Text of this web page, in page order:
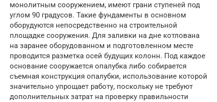
монолитным сооружением, имеют грани ступеней под
углом 90 градусов. Такие фундаменты в основном
оборудуются непосредственно на строительной
площадке сооружения. Для заливки на дне котлована
на заранее оборудованном и подготовленном месте
проводится разметка осей будущих колонн. Под каждое
основание сооружается опалубка либо собирается
съемная конструкция опалубки, использование которой
значительно упрощает работу, поскольку не требуют
дополнительных затрат на проверку правильности